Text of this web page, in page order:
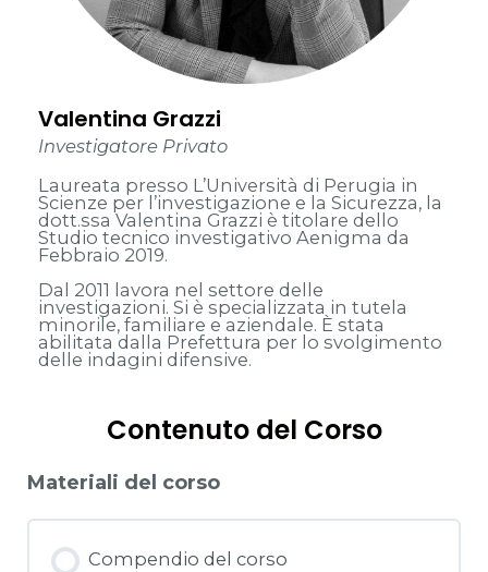
Valentina Grazzi
Investigatore Privato
Laureata presso L’Università di Perugia in
Scienze per l’investigazione e la Sicurezza, la
dott.ssa Valentina Grazzi è titolare dello
Studio tecnico investigativo Aenigma da
Febbraio 2019.
Dal 2011 lavora nel settore delle
investigazioni. Si è specializzata in tutela
minorile, familiare e aziendale. È stata
abilitata dalla Prefettura per lo svolgimento
delle indagini difensive.
Contenuto del Corso
Materiali del corso
Compendio del corso